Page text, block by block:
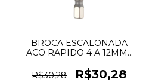
BROCA ESCALONADA
ACO RAPIDO 4 A 12MM -
R$30,28
R$30,28